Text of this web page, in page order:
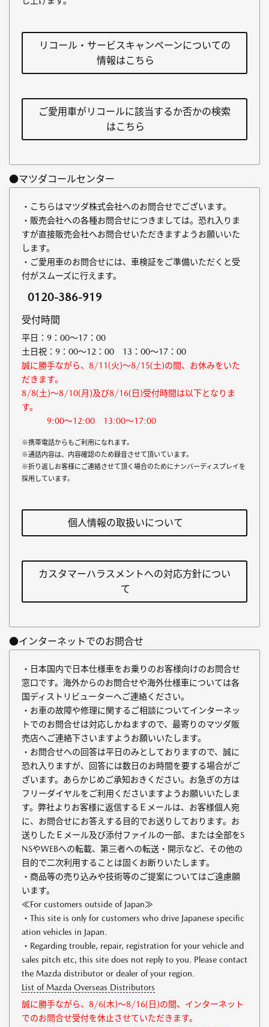
リコール・サービスキャンペーンについての
情報はこちら
ご愛用車がリコールに該当するか否かの検索
はこちら
●マツダコールセンター
・こちらはマツダ株式会社へのお問合せでございます。
・販売会社への各種お問合せにつきましては。恐れ入りま
すが直接販売会社へお問合せいただきますようお願いいた
します。
・ご愛用車のお問合せには、車検証をご準備いただくと受
付がスムーズに行えます。
0120-386-919
受付時間
平日：9：00～17：00
土日祝：9：00～12：00 13：00～17：00
誠に勝手ながら、8/11(火)～8/15(土)の間、お休みをいた
だきます。
8/8(土)～8/10(月)及び8/16(日)受付時間は以下となりま
す。
9:00～12:00 13:00～17:00
※携帯電話からもご利用になれます。
※通話内容は、内容確認のため録音させて頂いています。
※折り返しお客様にご連絡させて頂く場合のためにナンバーディスプレイを
採用しています。
個人情報の取扱いについて
カスタマーハラスメントへの対応方針につい
て
●インターネットでのお問合せ
・日本国内で日本仕様車をお乗りのお客様向けのお問合せ
窓口です。海外からのお問合せや海外仕様車については各
国ディストリビューターへご連絡ください。
・お車の故障や修理に関するご相談についてインターネッ
トでのお問合せは対応しかねますので、最寄りのマツダ販
売店へご連絡下さいますようお願いいたします。
・お問合せへの回答は平日のみとしておりますので、誠に
恐れ入りますが、回答には数日のお時間を要する場合がご
ざいます。あらかじめご承知おきください。お急ぎの方は
フリーダイヤルをご利用くださいますようお願いいたしま
す。弊社よりお客様に返信するＥメールは、お客様個人宛
に、お問合せにお答えする目的でお送りしております。お
送りしたＥメール及び添付ファイルの一部、または全部をS
NSやWEBへの転載、第三者への転送・開示など、その他の
目的で二次利用することは固くお断りいたします。
・商品等の売り込みや技術等のご提案についてはご遠慮願
います。
≪For customers outside of Japan≫
・This site is only for customers who drive Japanese specific
ation vehicles in Japan.
・Regarding trouble, repair, registration for your vehicle and
sales pitch etc, this site does not reply to you. Please contact
the Mazda distributor or dealer of your region.
List of Mazda Overseas Distributors
誠に勝手ながら、8/6(木)～8/16(日)の間、インターネット
でのお問合せ受付を休止させていただきます。